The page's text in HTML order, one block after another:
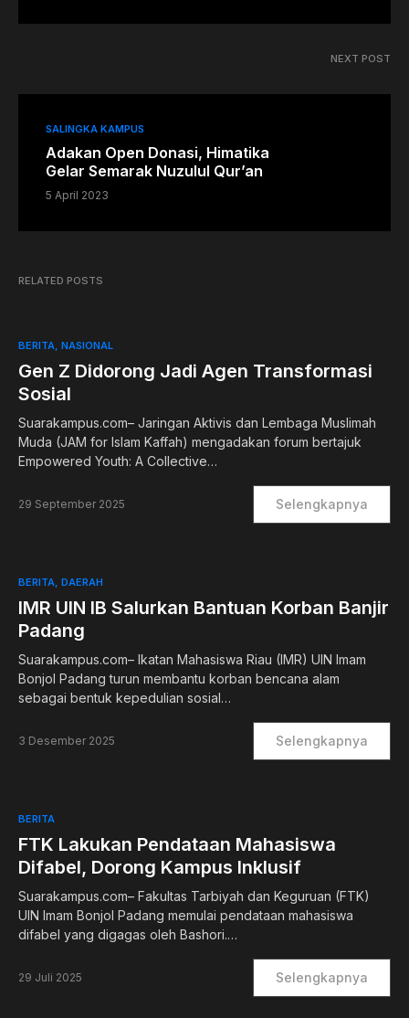
NEXT POST
SALINGKA KAMPUS
Adakan Open Donasi, Himatika
Gelar Semarak Nuzulul Qur’an
5 April 2023
RELATED POSTS
BERITA NASIONAL
Gen Z Didorong Jadi Agen Transformasi
Sosial
Suarakampus.com– Jaringan Aktivis dan Lembaga Muslimah
Muda (JAM for Islam Kaffah) mengadakan forum bertajuk
Empowered Youth: A Collective…
29 September 2025 Selengkapnya
BERITA DAERAH
IMR UIN IB Salurkan Bantuan Korban Banjir
Padang
Suarakampus.com– Ikatan Mahasiswa Riau (IMR) UIN Imam
Bonjol Padang turun membantu korban bencana alam
sebagai bentuk kepedulian sosial…
3 Desember 2025 Selengkapnya
BERITA
FTK Lakukan Pendataan Mahasiswa
Difabel, Dorong Kampus Inklusif
Suarakampus.com– Fakultas Tarbiyah dan Keguruan (FTK)
UIN Imam Bonjol Padang memulai pendataan mahasiswa
difabel yang digagas oleh Bashori.…
29 Juli 2025 Selengkapnya